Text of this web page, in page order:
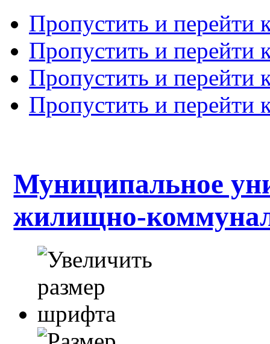
Пропустить и перейти
Пропустить и перейти
Пропустить и перейти
Пропустить и перейти
Муниципальное
жилищно-